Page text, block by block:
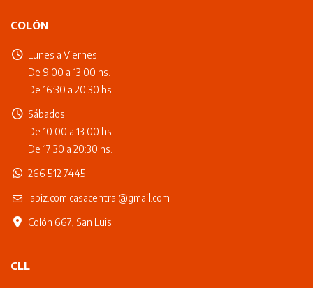
COLÓN
Lunes a Viernes
De 9:00 a 13:00 hs.
De 16:30 a 20:30 hs.
Sábados
De 10:00 a 13:00 hs.
De 17:30 a 20:30 hs.
266 512 7445
lapiz.com.casacentral@gmail.com
Colón 667, San Luis
CLL